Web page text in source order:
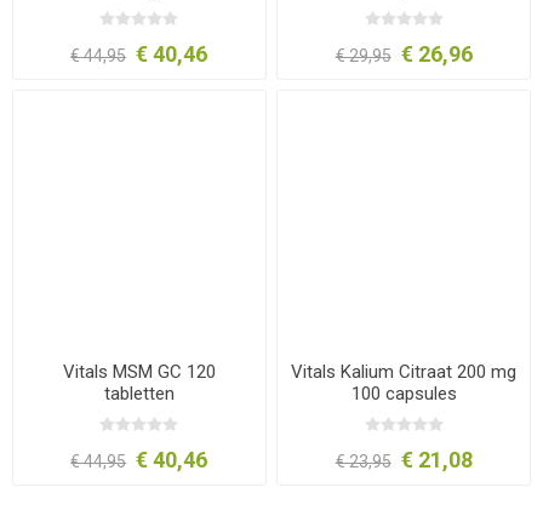
€ 44,95 € 40,46 € 29,95 € 26,96
Vitals MSM GC 120
tabletten
€ 44,95 € 40,46
Vitals Kalium Citraat 200 mg
100 capsules
€ 23,95 € 21,08